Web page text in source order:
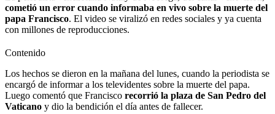
cometió un error cuando informaba en vivo sobre la muerte del
papa Francisco. El video se viralizó en redes sociales y ya cuenta
con millones de reproducciones.
Contenido
Los hechos se dieron en la mañana del lunes, cuando la periodista se
encargó de informar a los televidentes sobre la muerte del papa.
Luego comentó que Francisco recorrió la plaza de San Pedro del
Vaticano y dio la bendición el día antes de fallecer.